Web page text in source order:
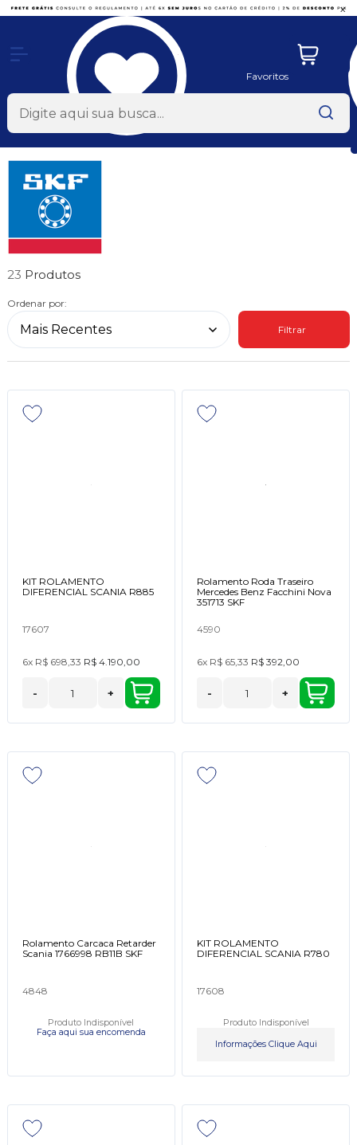
x
Favoritos
23
Ordenar por:
Filtrar
KIT ROLAMENTO
DIFERENCIAL SCANIA R885
17607
6x R$ 698,33 R$ 4.190,00
- +
Rolamento Roda Traseiro
Mercedes Benz Facchini Nova
351713 SKF
4590
6x R$ 65,33 R$ 392,00
- +
Rolamento Carcaca Retarder
Scania 1766998 RB11B SKF
4848
Produto Indisponível
Faça aqui sua encomenda
KIT ROLAMENTO
DIFERENCIAL SCANIA R780
17608
Produto Indisponível
Informações Clique Aqui